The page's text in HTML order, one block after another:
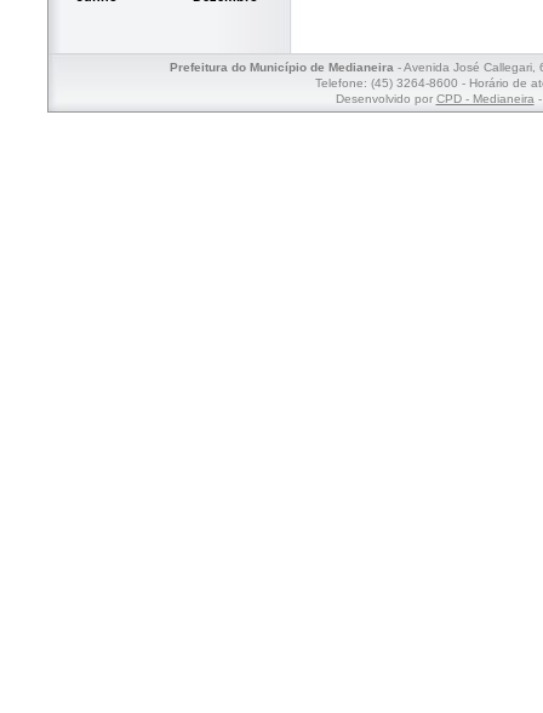
Prefeitura do Município de Medianeira- Avenida José Callegari,
Telefone: (45) 3264-8600 - Horário de
Desenvolvido por CPD - Medianeira-